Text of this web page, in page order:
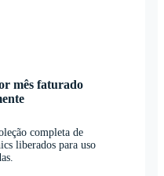
mês faturado
completa de
liberados para uso